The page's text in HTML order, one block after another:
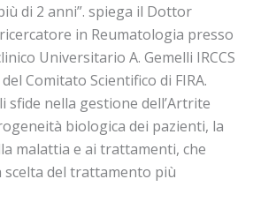
di 2 anni”. spiega il Dottor
in Reumatologia presso
Universitario A. Gemelli IRCCS
Comitato Scientifico di FIRA.
sfide nella gestione dell’Artrite
biologica dei pazienti, la
malattia e ai trattamenti, che
scelta del trattamento più